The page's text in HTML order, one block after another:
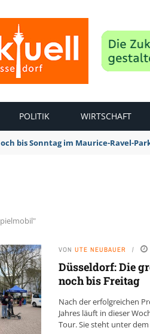
POLITIK WIRTSCHAFT
bis Sonntag im Maurice-Ravel-
VON UTE NEUBAUER
Düsseldorf: Die
noch bis Freitag
Nach der erfolgreichen
Jahres läuft in dieser
Tour. Sie steht unter